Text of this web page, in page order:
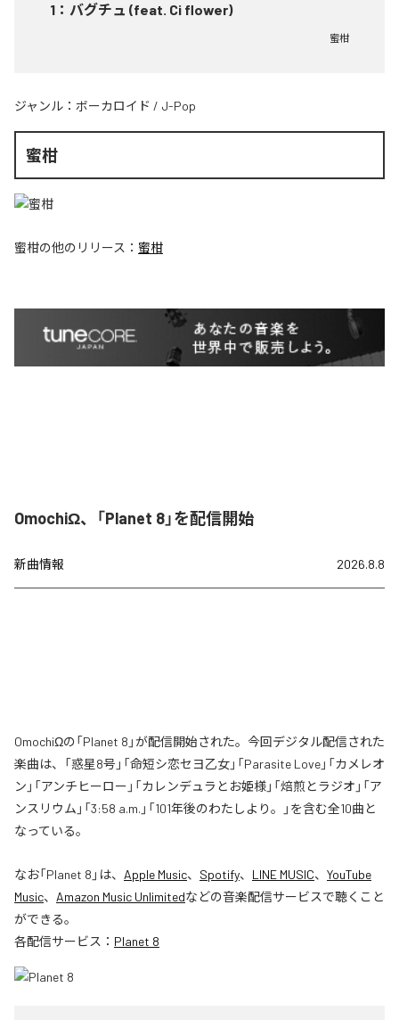
1 ： バグチュ (feat. Ci flower)
蜜柑
ジャンル： ボーカロイド / J-Pop
蜜柑
蜜柑の他のリリース： 蜜柑
OmochiΩ、「Planet 8」を配信開始
新曲情報 2026.8.8
OmochiΩの「Planet 8」が配信開始された。今回デジタル配信された
楽曲は、「惑星8号」「命短シ恋セヨ乙女」「Parasite Love」「カメレオ
ン」「アンチヒーロー」「カレンデュラとお姫様」「焙煎とラジオ」「ア
ンスリウム」「3:58 a.m.」「101年後のわたしより。」を含む全10曲と
なっている。
なお「Planet 8 」は、 Apple Music、 Spotify、 LINE MUSIC、 YouTube
Music、 Amazon Music Unlimitedなどの音楽配信サービスで聴くこと
ができる。
各配信サービス： Planet 8